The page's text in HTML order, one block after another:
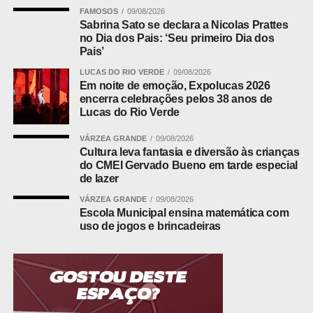
tolera, ou expulsa”.
Outros três prefeitos do PL recusaram o palanque
governador Otaviano Pivetta (Republicanos): Flávia
Moretti, de Várzea Grande, Cláudio Ferreira, de
Rondonópolis, e Sérgio Machnic, de Primavera do Leste.
dos 22 prefeitos da legenda no Estado compareceram. A
Jovem Pan noticiou que ao menos 20 chegaram a
ameaçar desfiliação na segunda-feira (3).
A nota que contraria a leitura de trégua
fazer campanha para a chapa estadual. O documento
mais recente da cúpula vai na direção oposta. Em nota
assinada por Valdemar e pelo presidente estadual,
Ananias Filho, o PL determinou que filiados e lideranças
FAMOSOS 09/08/2026
Sabrina Sato se declara a Nicolas Prattes
no Dia dos Pais: ‘Seu primeiro Dia dos
Pais’
LUCAS DO RIO VERDE 09/08/2026
Em noite de emoção, Expolucas 2026
encerra celebrações pelos 38 anos de
Lucas do Rio Verde
VÁRZEA GRANDE 09/08/2026
Cultura leva fantasia e diversão às crianças
do CMEI Gervado Bueno em tarde especial
de lazer
VÁRZEA GRANDE 09/08/2026
Escola Municipal ensina matemática com
uso de jogos e brincadeiras